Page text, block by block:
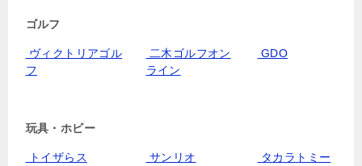
ゴルフ
ヴィクトリアゴル
フ
二木ゴルフオン
ライン
GDO
玩具・ホビー
トイザらス サンリオ タカラトミー